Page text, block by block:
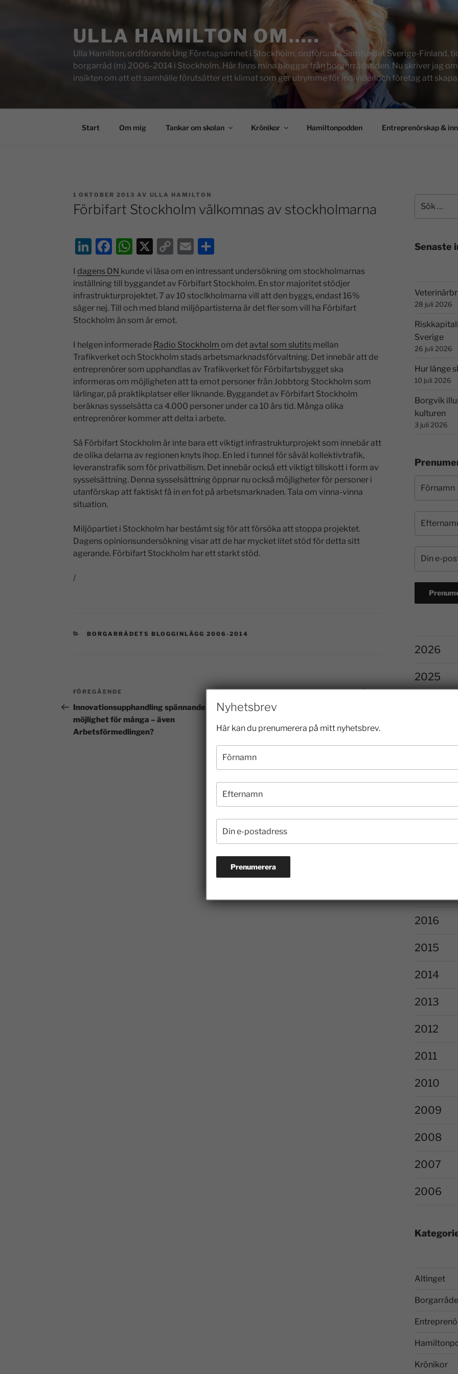
ULLA HAMILTON OM…..
Ulla Hamilton, ordförande Ung Företagsamhet i Stockholm, ordförande Samfundet Sverige-Finland,
borgarråd (m) 2006-2014 i Stockholm. Här finns mina bloggar från borgarrådstiden. Nu skriver jag
insikten om att ett samhälle förutsätter ett klimat som ger utrymme för individer och företag att
Start Om mig Tankar om skolan Krönikor Hamiltonpodden Entreprenörskap &
1 OKTOBER 2013 AV ULLA HAMILTON
Förbifart Stockholm välkomnas av stockholmarna
Li
k
e
dI
n
F
a
c
e
b
o
o
k
W
h
at
s
A
p
p
X
C
p
y
Li
n
k
E
m
ai
l
D
a
dagens DN kunde vi läsa om en intressant undersökning om stockholmarnas
inställning till byggandet av Förbifart Stockholm. En stor majoritet stödjer
infrastrukturprojektet. 7 av 10 stoclkholmarna vill att den byggs, endast 16%
säger nej. Till och med bland miljöpartisterna är det fler som vill ha Förbifart
Stockholm än som är emot.
I helgen informerade Radio Stockholm om detavtal som slutits mellan
Trafikverket och Stockholm stads arbetsmarknadsförvaltning. Det innebär att de
entreprenörer som upphandlas av Trafikverket för Förbifartsbygget ska
informeras om möjligheten att ta emot personer från Jobbtorg Stockholm som
lärlingar, på praktikplatser eller liknande. Byggandet av Förbifart Stockholm
beräknas sysselsätta ca 4.000 personer under ca 10 års tid. Många olika
entreprenörer kommer att delta i arbete.
Så Förbifart Stockholm är inte bara ett viktigt infrastrukturprojekt som innebär att
de olika delarna av regionen knyts ihop. En led i tunnel för såväl kollektivtrafik,
leveranstrafik som för privatbilism. Det innebär också ett viktigt tillskott i form av
sysselsättning. Denna sysselsättning öppnar nu också möjligheter för personer i
utanförskap att faktiskt få in en fot på arbetsmarknaden. Tala om vinna-vinna
situation.
Miljöpartiet i Stockholm har bestämt sig för att försöka att stoppa projektet.
Dagens opinionsundersökning visar att de har mycket litet stöd för detta sitt
agerande. Förbifart Stockholm har ett starkt stöd.
/
BORGARRÅDETS BLOGGINLÄGG 2006-2014
FÖREGÅENDE
Innovationsupphandling spännande
möjlighet för många – även
Arbetsförmedlingen?
NÄSTA
Utbyte av ideer och metoder viktigt i
Senaste
28 juli 2026
Sverige
26 juli 2026
Hur länge
10 juli 2026
Borgvik
kulturen
3 juli 2026
2026
2025
2021
2016
2015
2014
2013
2012
2011
2010
2009
2008
2007
2006
Altinget
Krönikor
Nyhetsbrev
Här kan du prenumerera på mitt nyhetsbrev.